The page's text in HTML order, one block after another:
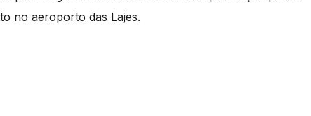
no aeroporto das Lajes.